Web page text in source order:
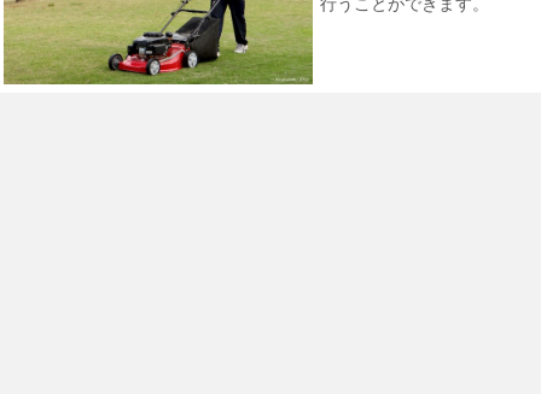
行うことができます。